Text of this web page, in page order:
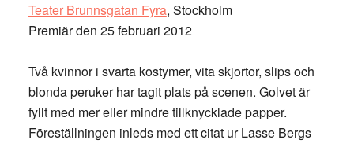
Teater Brunnsgatan Fyra, Stockholm
Premiär den 25 februari 2012
Två kvinnor i svarta kostymer, vita skjortor, slips och
blonda peruker har tagit plats på scenen. Golvet är
fyllt med mer eller mindre tillknycklade papper.
Föreställningen inleds med ett citat ur Lasse Bergs